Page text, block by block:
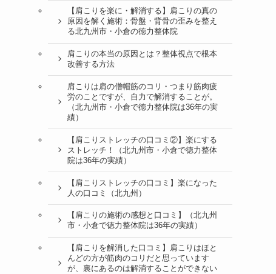
【肩こりを楽に・解消する】肩こりの真の
原因を解く施術：骨盤・背骨の歪みを整え
る北九州市・小倉の徳力整体院
肩こりの本当の原因とは？整体視点で根本
改善する方法
肩こりは肩の僧帽筋のコリ・つまり筋肉疲
労のことですが、自力で解消することが。
（北九州市・小倉で徳力整体院は36年の実
績）
【肩こりストレッチの口コミ②】楽にする
ストレッチ！（北九州市・小倉で徳力整体
院は36年の実績）
【肩こりストレッチの口コミ】楽になった
人の口コミ（北九州）
【肩こりの施術の感想と口コミ】（北九州
市・小倉で徳力整体院は36年の実績）
【肩こりを解消した口コミ】肩こりはほと
んどの方が筋肉のコリだと思っています
が、裏にあるのは解消することができない